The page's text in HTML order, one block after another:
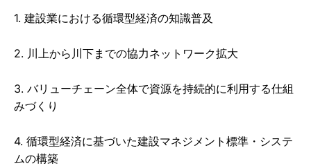
1. 建設業における循環型経済の知識普及
2. 川上から川下までの協力ネットワーク拡大
3. バリューチェーン全体で資源を持続的に利用する仕組
みづくり
4. 循環型経済に基づいた建設マネジメント標準・システ
ムの構築